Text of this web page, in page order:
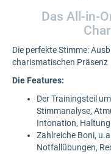
Das All-in-
Die perfekte Stimme:
charismatischen Präsenz
Die Features:
Der Trainingsteil
Stimmanalyse,
Intonation,
Zahlreiche Boni,
Notfallübungen,